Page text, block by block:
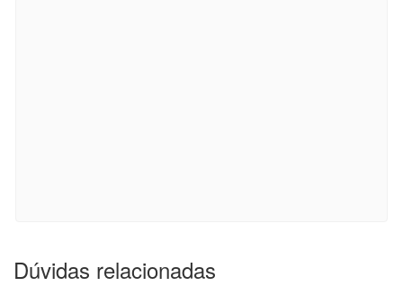
Dúvidas relacionadas